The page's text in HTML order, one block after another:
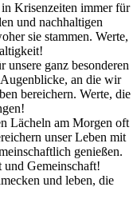
Krisenzeiten immer für
und nachhaltigen
sie stammen. Werte,
ganz besonderen
an die wir
bereichern. Werte, die
Lächeln am Morgen oft
unser Leben mit
genießen.
Gemeinschaft!
und leben, die